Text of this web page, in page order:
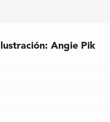
Angie Pik